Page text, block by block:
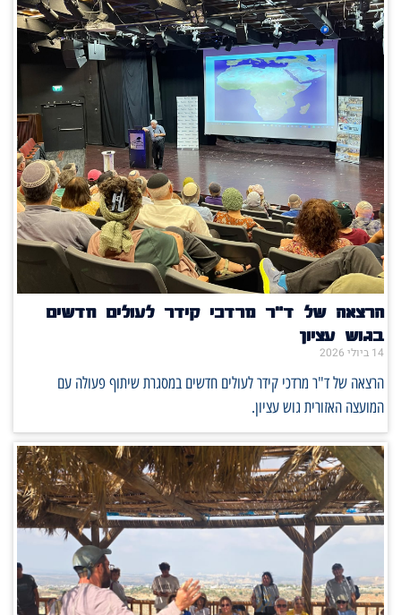
הרצאה של ד"ר מרדכי קידר לעולים חדשים
בגוש עציון
14 ביולי 2026
הרצאה של ד"ר מרדכי קידר לעולים חדשים במסגרת שיתוף פעולה עם
המועצה האזורית גוש עציון.